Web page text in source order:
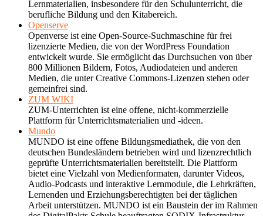
Lernmaterialien, insbesondere für den Schulunterricht, die
berufliche Bildung und den Kitabereich.
Openserve
Openverse ist eine Open-Source-Suchmaschine für frei
lizenzierte Medien, die von der WordPress Foundation
entwickelt wurde. Sie ermöglicht das Durchsuchen von über
800 Millionen Bildern, Fotos, Audiodateien und anderen
Medien, die unter Creative Commons-Lizenzen stehen oder
gemeinfrei sind.
ZUM WIKI
ZUM-Unterrichten ist eine offene, nicht-kommerzielle
Plattform für Unterrichtsmaterialien und -ideen.
Mundo
MUNDO ist eine offene Bildungsmediathek, die von den
deutschen Bundesländern betrieben wird und lizenzrechtlich
geprüfte Unterrichtsmaterialien bereitstellt. Die Plattform
bietet eine Vielzahl von Medienformaten, darunter Videos,
Audio-Podcasts und interaktive Lernmodule, die Lehrkräften,
Lernenden und Erziehungsberechtigten bei der täglichen
Arbeit unterstützen. MUNDO ist ein Baustein der im Rahmen